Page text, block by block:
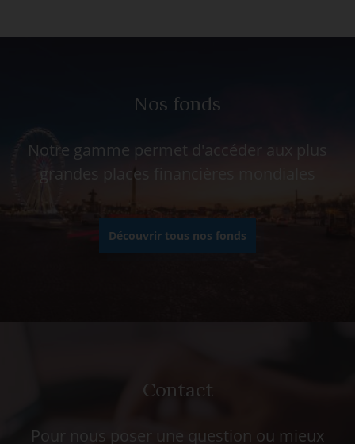
Nos fonds
Notre gamme permet d'accéder aux plus
grandes places financières mondiales
Découvrir tous nos fonds
Contact
Pour nous poser une question ou mieux